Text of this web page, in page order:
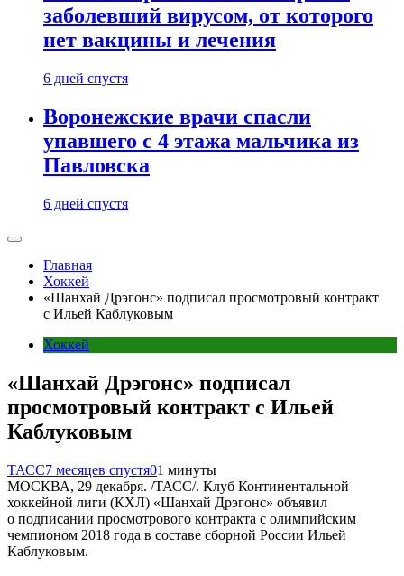
заболевший вирусом, от которого
нет вакцины и лечения
6 дней спустя
Воронежские врачи спасли
упавшего с 4 этажа мальчика из
Павловска
6 дней спустя
Главная
Хоккей
«Шанхай Дрэгонс» подписал просмотровый контракт
с Ильей Каблуковым
Хоккей
«Шанхай Дрэгонс» подписал
просмотровый контракт с Ильей
Каблуковым
ТАСС7 месяцев спустя01 минуты
МОСКВА, 29 декабря. /ТАСС/. Клуб Континентальной
хоккейной лиги (КХЛ) «Шанхай Дрэгонс» объявил
о подписании просмотрового контракта с олимпийским
чемпионом 2018 года в составе сборной России Ильей
Каблуковым.